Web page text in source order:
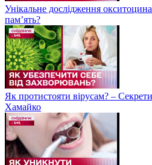
Унікальне дослідження
пам’ять?
Як протистояти вірусам? –
Хамайко